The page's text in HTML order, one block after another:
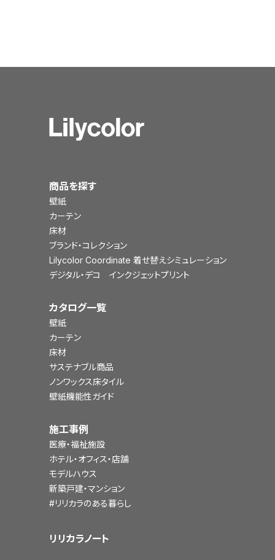
商品を探す
壁紙
カーテン
床材
ブランド・コレクション
Lilycolor Coordinate 着せ替えシミュレーション
デジタル・デコ インクジェットプリント
カタログ一覧
壁紙
カーテン
床材
サステナブル商品
ノンワックス床タイル
壁紙機能性ガイド
施工事例
医療・福祉施設
ホテル・オフィス・店舗
モデルハウス
新築戸建・マンション
#リリカラのある暮らし
リリカラノート